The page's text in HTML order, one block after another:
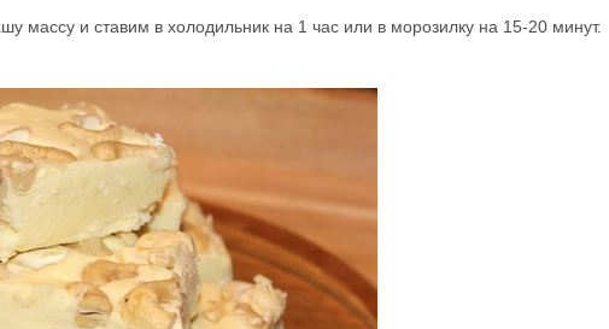
массу и ставим в холодильник на 1 час или в морозилку на 15-20 минут.